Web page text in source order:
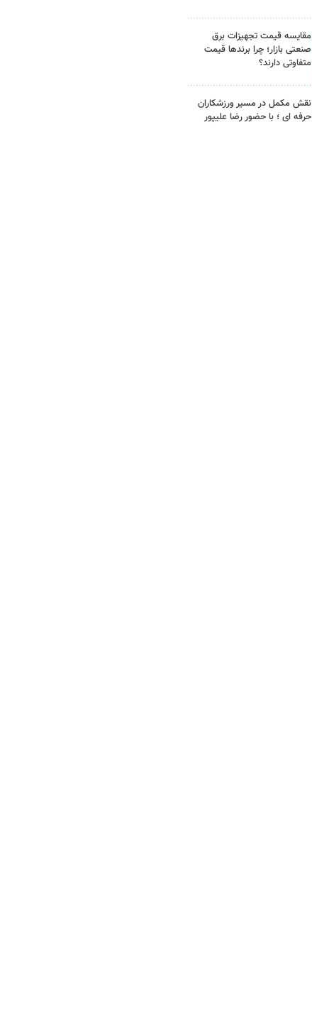
مقایسه قیمت تجهیزات برق
صنعتی بازار؛ چرا برندها قیمت
متفاوتی دارند؟
نقش مکمل در مسیر ورزشکاران
حرفه ای ؛ با حضور رضا علیپور